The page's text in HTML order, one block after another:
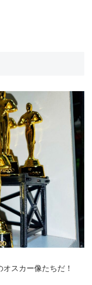
スカー像たちだ！